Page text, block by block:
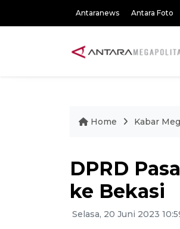
Antaranews Antara Foto
Home Kabar
DPRD
ke Bekasi
Selasa, 20 Juni 2023